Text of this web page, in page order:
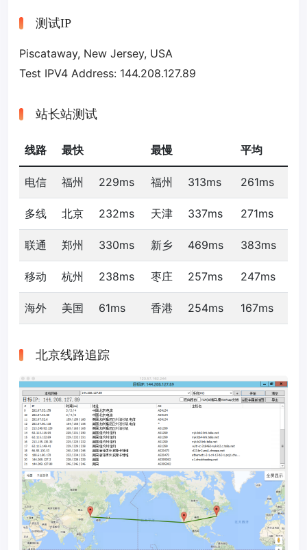
测试IP
Piscataway, New Jersey, USA
Test IPV4 Address: 144.208.127.89
站长站测试
线路 最快 最慢 平均
电信 福州 229ms 福州 313ms 261ms
多线 北京 232ms 天津 337ms 271ms
联通 郑州 330ms 新乡 469ms 383ms
移动 杭州 238ms 枣庄 257ms 247ms
海外 美国 61ms 香港 254ms 167ms
北京线路追踪